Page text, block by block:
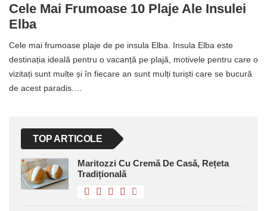
Cele Mai Frumoase 10 Plaje Ale Insulei
Elba
Cele mai frumoase plaje de pe insula Elba. Insula Elba este
destinația ideală pentru o vacanță pe plajă, motivele pentru care o
vizitați sunt multe și în fiecare an sunt mulți turiști care se bucură
de acest paradis.…
TOP ARTICOLE
Maritozzi Cu Cremă De Casă, Rețeta
Tradițională